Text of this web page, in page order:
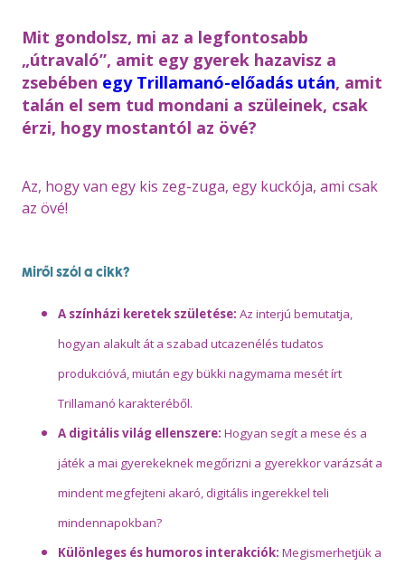
Mit gondolsz, mi az a legfontosabb
„útravaló”, amit egy gyerek hazavisz a
zsebében egy Trillamanó-előadás után, amit
talán el sem tud mondani a szüleinek, csak
érzi, hogy mostantól az övé?
Az, hogy van egy kis zeg-zuga, egy kuckója, ami csak
az övé!
Miről szól a cikk?
A színházi keretek születése: Az interjú bemutatja,
hogyan alakult át a szabad utcazenélés tudatos
produkcióvá, miután egy bükki nagymama mesét írt
Trillamanó karakteréből.
A digitális világ ellenszere: Hogyan segít a mese és a
játék a mai gyerekeknek megőrizni a gyerekkor varázsát a
mindent megfejteni akaró, digitális ingerekkel teli
mindennapokban?
Különleges és humoros interakciók: Megismerhetjük a